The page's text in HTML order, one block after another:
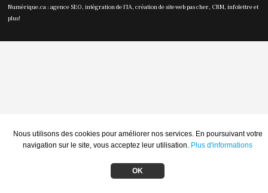
Numérique.ca :agence SEO,intégration de l'IA,création de site web pas cher, CRM,infolettreet
plus!
Nous utilisons des cookies pour améliorer nos services. En poursuivant votre
navigation sur le site, vous acceptez leur utilisation. Plus d'informations
OK